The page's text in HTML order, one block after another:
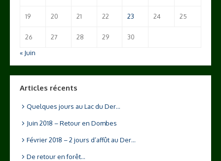
19 20 21 22 23 24 25
26 27 28 29
30
« Juin
Articles récents
Quelques jours au Lac du Der…
Juin 2018 – Retour en Dombes
Février 2018 – 2 jours d’affût au Der…
De retour en forêt…